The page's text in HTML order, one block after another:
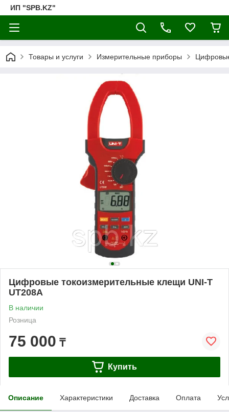
ИП "SPB.KZ"
Товары и услуги Измерительные приборы
Цифровые токоизмерительные клещи UNI-T
UT208A
В наличии
Розница
75 000 ₸
Купить
Описание Характеристики Доставка Оплата